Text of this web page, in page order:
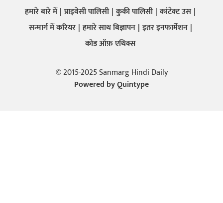
हमारे बारे में प्राइवेसी पालिसी कुकी पालिसी कांटेक्ट उस
सन्मार्ग में करियर हमारे साथ बिज्ञापन इतर इनफार्मेशन
कोड ऑफ़ एथिक्स
© 2015-2025 Sanmarg Hindi Daily
Powered byQuintype